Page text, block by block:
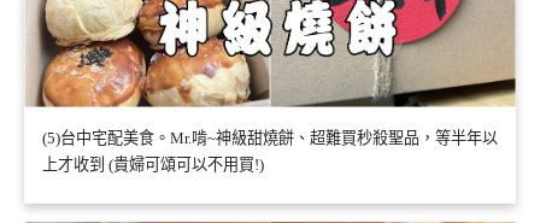
(5)台中宅配美食。Mr.啃~神級甜燒餅、超難買秒殺聖品，等半年以
上才收到 (貴婦可頌可以不用買!)